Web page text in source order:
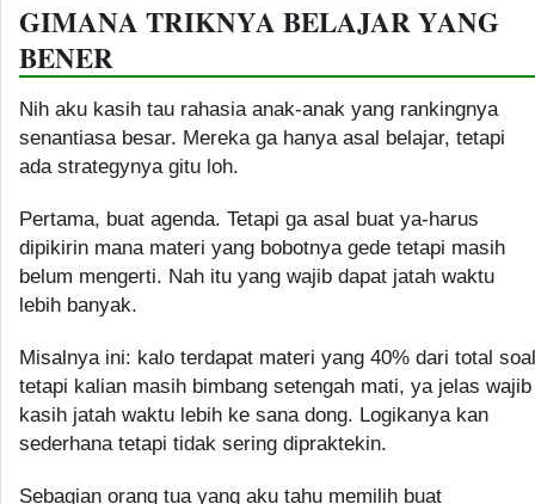
GIMANA TRIKNYA BELAJAR YANG
BENER
Nih aku kasih tau rahasia anak-anak yang rankingnya
senantiasa besar. Mereka ga hanya asal belajar, tetapi
ada strategynya gitu loh.
Pertama, buat agenda. Tetapi ga asal buat ya-harus
dipikirin mana materi yang bobotnya gede tetapi masih
belum mengerti. Nah itu yang wajib dapat jatah waktu
lebih banyak.
Misalnya ini: kalo terdapat materi yang 40% dari total soal
tetapi kalian masih bimbang setengah mati, ya jelas wajib
kasih jatah waktu lebih ke sana dong. Logikanya kan
sederhana tetapi tidak sering dipraktekin.
Sebagian orang tua yang aku tahu memilih buat